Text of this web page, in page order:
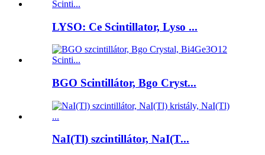
LYSO: Ce Scintillator, Lyso ...
BGO Scintillátor, Bgo Cryst...
NaI(Tl) szcintillátor, NaI(T...